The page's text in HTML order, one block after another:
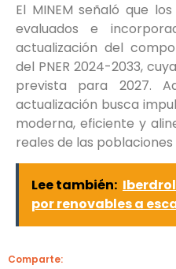
El MINEM señaló que
evaluados e
actualización del
del PNER 2024-2033,
prevista para 2027.
actualización busca
moderna, eficiente y
reales de las poblaciones
Lee también:
por renovables a
Comparte: